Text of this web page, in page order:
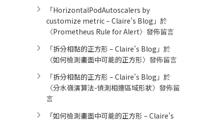
「HorizontalPodAutoscalers by
customize metric – Claire's Blog 」於
〈Prometheus Rule for Alert​〉發佈留言
「拆分相黏的正方形 – Claire's Blog 」於
〈如何檢測畫面中可能的正方形〉發佈留言
「拆分相黏的正方形 – Claire's Blog 」於
〈分水嶺演算法-偵測相連區域形狀〉發佈留
言
「如何檢測畫面中可能的正方形 – Claire's